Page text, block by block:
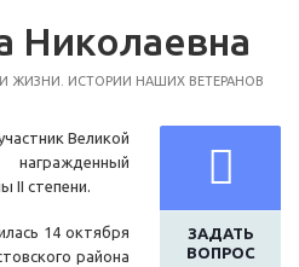
Николаевна
ЖИЗНИ. ИСТОРИИ НАШИХ ВЕТЕРАНОВ
ЗАДАТЬ
ВОПРОС
Великой
II степени.
14 октября
района